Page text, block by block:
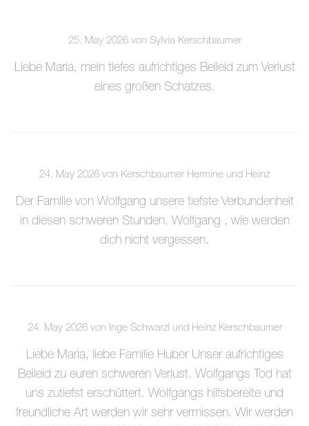
25. May 2026 von Sylvia Kerschbaumer
Liebe Maria, mein tiefes aufrichtiges Beileid zum Verlust
eines großen Schatzes.
24. May 2026 von Kerschbaumer Hermine und Heinz
Der Familie von Wolfgang unsere tiefste Verbundenheit
in diesen schweren Stunden. Wolfgang , wie werden
dich nicht vergessen.
24. May 2026 von Inge Schwarzl und Heinz Kerschbaumer
Liebe Maria, liebe Familie Huber Unser aufrichtiges
Beileid zu euren schweren Verlust. Wolfgangs Tod hat
uns zutiefst erschüttert. Wolfgangs hilfsbereite und
freundliche Art werden wir sehr vermissen. Wir werden